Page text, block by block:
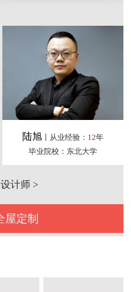
陆旭丨从业经验： 12年
毕业院校：东北大学
计师 >
屋定制